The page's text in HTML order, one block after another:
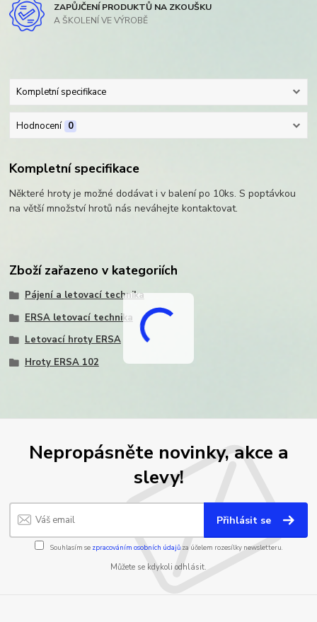
ZAPŮJČENÍ PRODUKTŮ NA ZKOUŠKU
A ŠKOLENÍ VE VÝROBĚ
Kompletní specifikace
Hodnocení 0
Kompletní specifikace
Některé hroty je možné dodávat i v balení po 10ks. S poptávkou
na větší množství hrotů nás neváhejte kontaktovat.
Zboží zařazeno v kategoriích
Pájení a letovací technika
ERSA letovací technika
Letovací hroty ERSA
Hroty ERSA 102
Nepropásněte novinky, akce a
slevy!
Přihlásit se
Souhlasím se zpracováním osobních údajůza účelem rozesílky newsletteru.
Můžete se kdykoli odhlásit.